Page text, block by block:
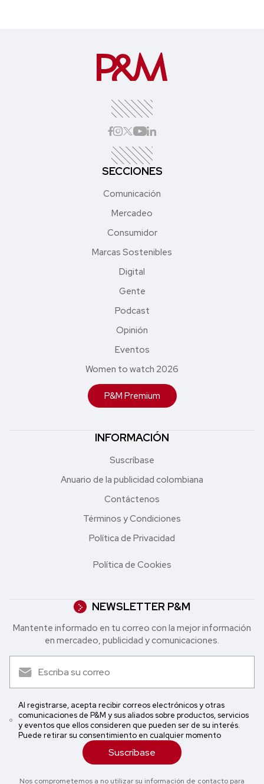
SECCIONES
Comunicación
Mercadeo
Consumidor
Marcas Sostenibles
Digital
Gente
Podcast
Opinión
Eventos
Women to watch 2026
P&M Premium
INFORMACIÓN
Suscríbase
Anuario de la publicidad colombiana
Contáctenos
Términos y Condiciones
Política de Privacidad
Política de Cookies
NEWSLETTER P&M
Mantente informado en tu correo con la mejor in formación
en mercadeo, publicidad y comunicaciones.
Al registrarse, acepta recibir correos electrónicos y otras
comunicaciones de P&M y sus aliados sobre productos, servicios
y eventos que ellos consideren que pueden ser de su interés.
Puede retirar su consentimiento en cualquier momento
Suscríbase
Nos comprometemos a no utilizar su información de contacto para